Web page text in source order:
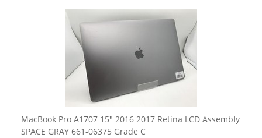
MacBook Pro A1707 15" 2016 2017 Retina LCD Assembly
SPACE GRAY 661-06375 Grade C